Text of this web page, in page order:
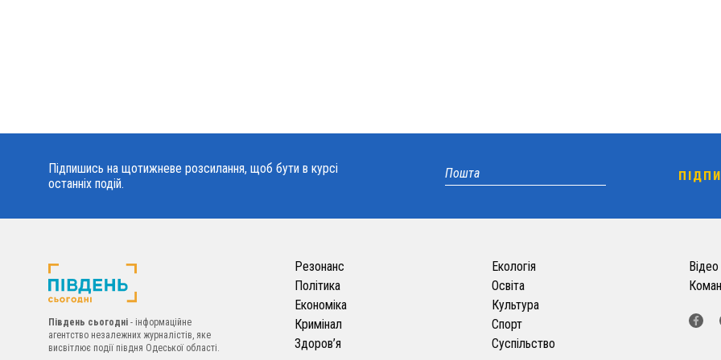
Підпишись на щотижневе розсилання, щоб бути в курсі
останніх подій.
Південь сьогодні - інформаційне
агентство незалежних журналістів, яке
висвітлює події півдня Одеської області.
Резонанс
Політика
Економіка
Кримінал
Здоров’я
Екологія
Освіта
Культура
Спорт
Суспільство
Відео